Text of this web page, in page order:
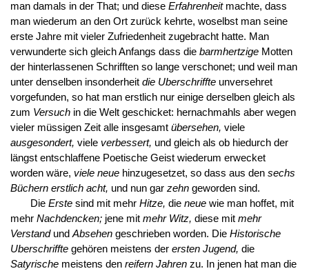
man damals in der That; und diese Erfahrenheitmachte, dass
man wiederum an den Ort zurück kehrte, woselbst man seine
erste Jahre mit vieler Zufriedenheit zugebracht hatte. Man
verwunderte sich gleich Anfangs dass die barmhertzigeMotten
der hinterlassenen Schrifften so lange verschonet; und weil man
unter denselben insonderheit die Uberschriffteunversehret
vorgefunden, so hat man erstlich nur einige derselben gleich als
zum Versuchin die Welt geschicket: hernachmahls aber wegen
vieler müssigen Zeit alle insgesamt übersehen, viele
ausgesondert, viele verbessert, und gleich als ob hiedurch der
längst entschlaffene Poetische Geist wiederum erwecket
worden wäre, viele neuehinzugesetzet, so dass aus den sechs
Büchern erstlich acht, und nun gar zehngeworden sind.
Die Erstesind mit mehr Hitze, die neuewie man hoffet, mit
mehr Nachdencken;jene mit mehr Witz, diese mit mehr
Verstandund Absehengeschrieben worden. Die Historische
Uberschrifftegehören meistens der ersten Jugend, die
Satyrischemeistens denreifern Jahrenzu. In jenen hat man die